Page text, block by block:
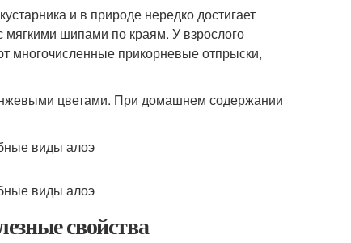
и в природе нередко достигает
шипами по краям. У взрослого
многочисленные прикорневые отпрыски,
цветами. При домашнем содержании
свойства